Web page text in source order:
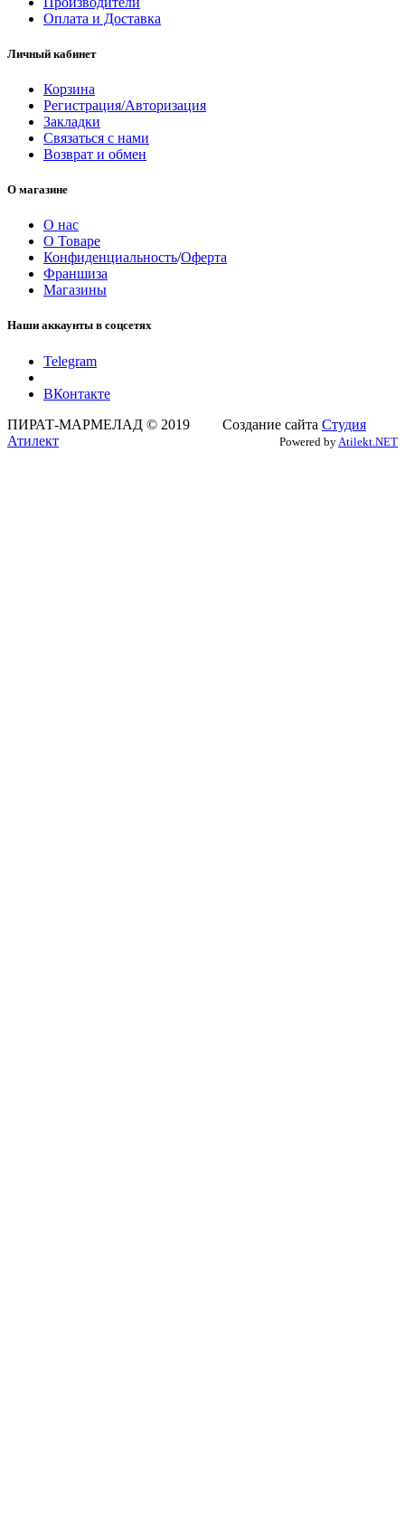
Оплата и Доставка
Личный кабинет
Корзина
Регистрация/Авторизация
Закладки
Связаться с нами
Возврат и обмен
О магазине
О нас
О Товаре
Конфиденциальность/Оферта
Франшиза
Магазины
Наши аккаунты в соцсетях
Telegram
ВКонтакте
ПИРАТ-МАРМЕЛАД © 2019 Создание сайта Студия
Атилект
Powered by Atilekt.NET